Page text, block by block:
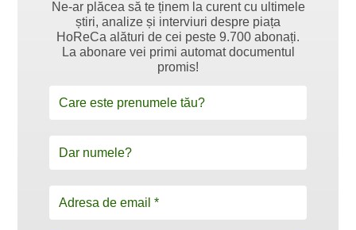
Ne-ar plăcea să te ținem la curent cu ultimele
știri, analize și interviuri despre piața
HoReCa alături de cei peste 9.700 abonați.
La abonare vei primi automat documentul
promis!